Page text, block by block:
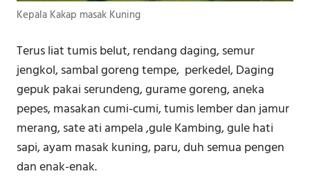
Kepala Kakap masak Kuning
Terus liat tumis belut, rendang daging, semur
jengkol, sambal goreng tempe, perkedel, Daging
gepuk pakai serundeng, gurame goreng, aneka
pepes, masakan cumi-cumi, tumis lember dan jamur
merang, sate ati ampela ,gule Kambing, gule hati
sapi, ayam masak kuning, paru, duh semua pengen
dan enak-enak.